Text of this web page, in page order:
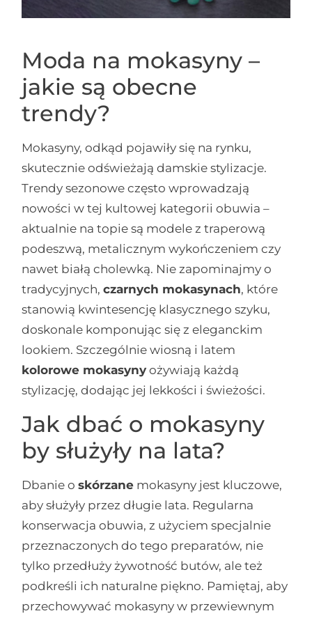
Moda na mokasyny –
jakie są obecne
trendy?
Mokasyny, odkąd pojawiły się na rynku,
skutecznie odświeżają damskie stylizacje.
Trendy sezonowe często wprowadzają
nowości w tej kultowej kategorii obuwia –
aktualnie na topie są modele z traperową
podeszwą, metalicznym wykończeniem czy
nawet białą cholewką. Nie zapominajmy o
tradycyjnych,czarnych mokasynach, które
stanowią kwintesencję klasycznego szyku,
doskonale komponując się z eleganckim
lookiem. Szczególnie wiosną i latem
kolorowe mokasyny ożywiają każdą
stylizację, dodając jej lekkości i świeżości.
Jak dbać o mokasyny
by służyły na lata?
Dbanie oskórzane mokasyny jest kluczowe,
aby służyły przez długie lata. Regularna
konserwacja obuwia, z użyciem specjalnie
przeznaczonych do tego preparatów, nie
tylko przedłuży żywotność butów, ale też
podkreśli ich naturalne piękno. Pamiętaj, aby
przechowywać mokasyny w przewiewnym